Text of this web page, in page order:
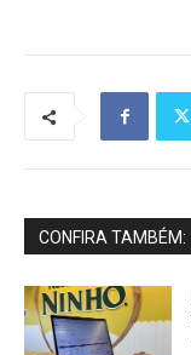
CONFIRA TAMBÉM: